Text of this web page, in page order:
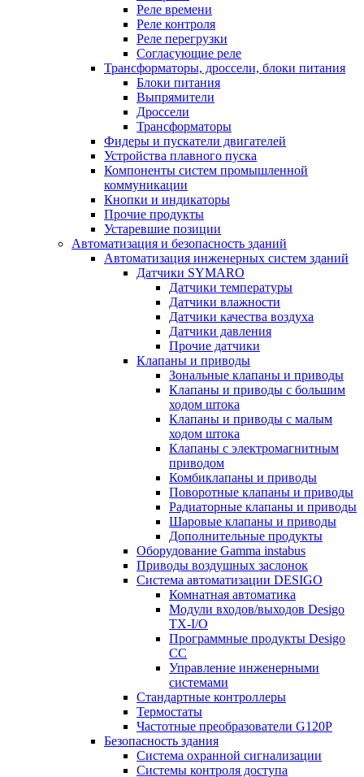
Реле времени
Реле контроля
Реле перегрузки
Согласующие реле
Трансформаторы, дроссели, блоки питания
Блоки питания
Выпрямители
Дроссели
Трансформаторы
Фидеры и пускатели двигателей
Устройства плавного пуска
Компоненты систем промышленной
коммуникации
Кнопки и индикаторы
Прочие продукты
Устаревшие позиции
Автоматизация и безопасность зданий
Автоматизация инженерных систем зданий
Датчики SYMARO
Датчики температуры
Датчики влажности
Датчики качества воздуха
Датчики давления
Прочие датчики
Клапаны и приводы
Зональные клапаны и приводы
Клапаны и приводы с большим
ходом штока
Клапаны и приводы с малым
ходом штока
Клапаны с электромагнитным
приводом
Комбиклапаны и приводы
Поворотные клапаны и приводы
Радиаторные клапаны и приводы
Шаровые клапаны и приводы
Дополнительные продукты
Оборудование Gamma instabus
Приводы воздушных заслонок
Система автоматизации DESIGO
Комнатная автоматика
Модули входов/выходов Desigo
TX-I/O
Программные продукты Desigo
CC
Управление инженерными
системами
Стандартные контроллеры
Термостаты
Частотные преобразователи G120P
Безопасность здания
Система охранной сигнализации
Системы контроля доступа